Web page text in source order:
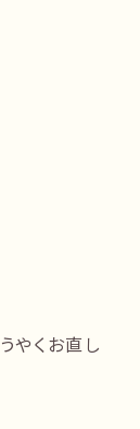
やくお直し